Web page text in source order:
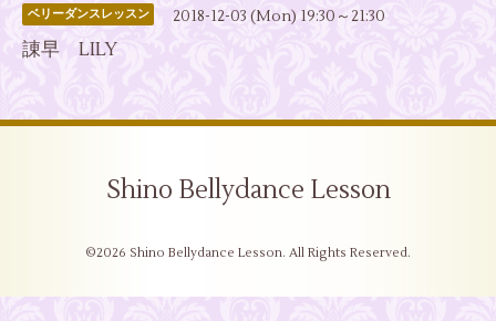
ベリーダンスレッスン 2018-12-03 (Mon) 19:30～21:30
諌早 LILY
Shino Bellydance Lesson
©2026 Shino Bellydance Lesson. All Rights Reserved.